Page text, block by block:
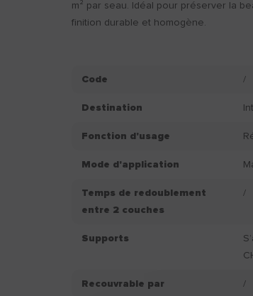
m² par seau. Idéal pour préserver la
finition durable et homogène.
Code /
Destination
Fonction d'usage
Mode d'application
Temps de redoublement
entre 2 couches
/
Supports
Recouvrable par /